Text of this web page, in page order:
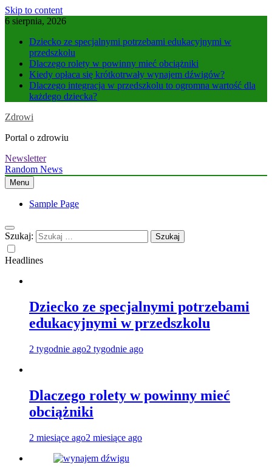
Skip to content
6 sierpnia, 2026
Dziecko ze specjalnymi potrzebami edukacyjnymi w
przedszkolu
Dlaczego rolety w powinny mieć obciążniki
Kiedy opłaca się krótkotrwały wynajem dźwigów?
Dlaczego integracja w przedszkolu to ogromna wartość dla
każdego dziecka?
Zdrowi
Portal o zdrowiu
Newsletter
Random News
Menu
Sample Page
Szukaj:
Headlines
Dziecko ze specjalnymi potrzebami
edukacyjnymi w przedszkolu
2 tygodnie ago2 tygodnie ago
Dlaczego rolety w powinny mieć
obciążniki
2 miesiące ago2 miesiące ago